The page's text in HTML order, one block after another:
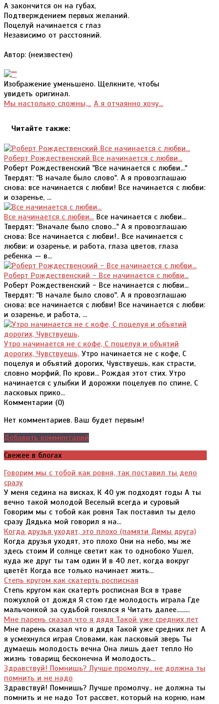
А закончится он на губах,
Подтверждением первых желаний.
Поцелуй начинается с глаз
Независимо от расстояний.
Автор: (неизвестен)
Изображение уменьшено. Щелкните, чтобы
увидеть оригинал.
Мы настолько сложны,... А я отчаянно хочу...
Читайте также:
Роберт Рождественский Все начинается с любви...
Роберт Рождественский "Все начинается с любви..."
Твердят: "В начале было слово". А я провозглашаю
снова: все начинается с любви! Все начинается с любви:
и озаренье, ...
Все начинается с любви... Все начинается с любви...
Твердят: "Вначале было слово..." А я провозглашаю
снова: Все начинается с любви!.. Все начинается с
любви: и озаренье, и работа, глаза цветов, глаза
ребенка — в...
Роберт Рождественский - Все начинается с любви...
Роберт Рождественский - Все начинается с любви...
Твердят: "В начале было слово". А я провозглашаю
снова: все начинается с любви! Все начинается с любви:
и озаренье, и работа, ...
Утро начинается не с кофе, С поцелуя и объятий
дорогих, Чувствуешь, Утро начинается не с кофе, С
поцелуя и объятий дорогих, Чувствуешь, как страсти,
словно морфий, По крови... Рождая этот стих. Утро
начинается с улыбки И дорожки поцелуев по спине, С
ласковых прико...
Комментарии (0)
Нет комментариев. Ваш будет первым!
Добавить комментарий
Свежее в блогах
Говорим мы с тобой как ровня, так поставил ты дело
сразу
У меня седина на висках, К 40 уж подходят годы А ты
вечно такой молодой Веселый всегда и суровый
Говорим мы с тобой как ровня Так поставил ты дело
сразу Дядька мой говорил я на...
Когда друзья уходят, это плохо (памяти Димы друга)
Когда друзья уходят, это плохо Они на небо, мы же
здесь стоим И солнце светит как то однобоко Ушел,
куда же друг ты там один И в 40 лет, когда вокруг
цветёт Когда все только начинает жить...
Степь кругом как скатерть росписная
Степь кругом как скатерть росписная Вся в траве
пожухлой от дождя Я стою где молодость играла Где
мальчонкой за судьбой гонялся я Читать далее.........
Мне парень сказал что я дядя Такой уже средних лет
Мне парень сказал что я дядя Такой уже средних лет А
я усмехнулся играя Словами, как ласковый зверь Ты
думаешь молодость вечна Она лишь дает тепло Но
жизнь товарищ бесконечна И молодость...
Здравствуй! Помнишь? Лучше промолчу.. не должна ты
помнить и не надо
Здравствуй! Помнишь? Лучше промолчу.. не должна ты
помнить и не надо Тот рассвет, который на корню, нам